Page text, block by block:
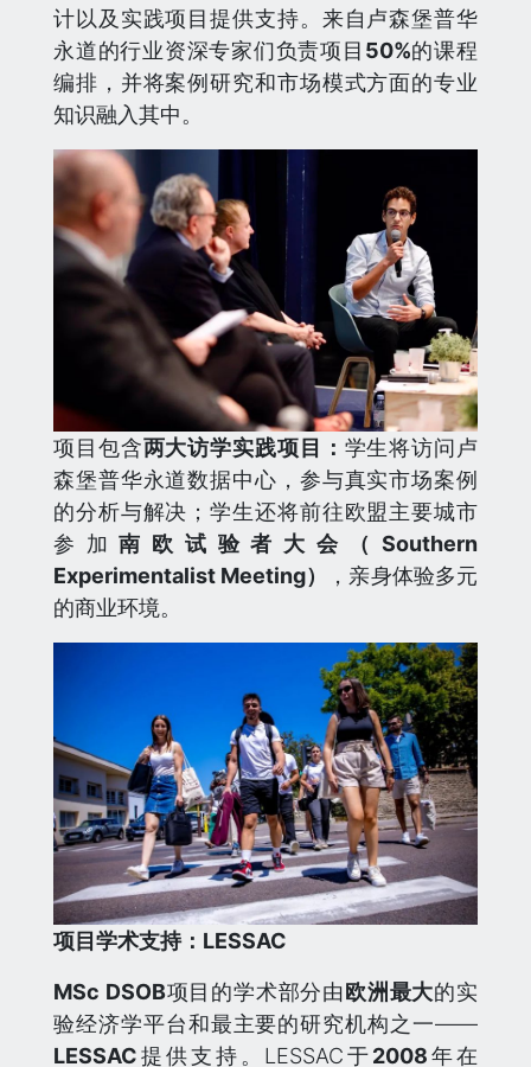
计以及实践项目提供支持。来自卢森堡普华
永道的行业资深专家们负责项目 50%的课程
编排，并将案例研究和市场模式方面的专业
知识融入其中。
项目包含两大访学实践项目 ： 学生将访问卢
森堡普华永道数据中心，参与真实市场案例
的分析与解决；学生还将前往欧盟主要城市
参加南欧试验者大会（Southern
Experimentalist Meeting）
，亲身体验多元
的商业环境。
项目学术支持：LESSAC
MSc DSOB项目的学术部分由欧洲最大的实
验经济学平台和最主要的研究机构之一——
LESSAC提供支持。LESSAC于2008年在